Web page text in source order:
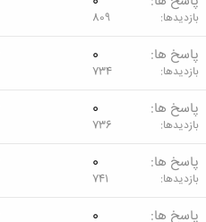
بازدیدها 809
پاسخ ها 0
بازدیدها 734
پاسخ ها 0
بازدیدها 736
پاسخ ها 0
بازدیدها 741
پاسخ ها 0